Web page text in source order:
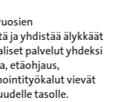
ja yhdistää älykkäät
palvelut yhdeksi
etäohjaus,
vievät
tasolle.